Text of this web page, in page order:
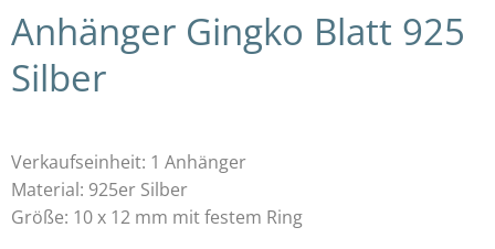
Anhänger Gingko Blatt 925
Silber
Verkaufseinheit: 1 Anhänger
Material: 925er Silber
Größe: 10 x 12 mm mit festem Ring